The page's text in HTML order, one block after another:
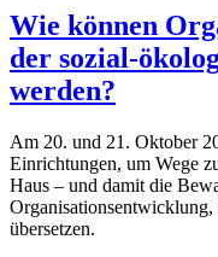
Wie können
der sozial-
werden?
Am 20. und 21. Oktober
Einrichtungen, um Wege
Haus – und damit die
übersetzen.